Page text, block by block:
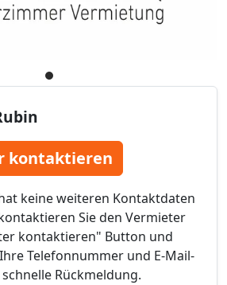
kontaktieren
keine weiteren Kontaktdaten
Sie den Vermieter
kontaktieren" Button und
Telefonnummer und E-Mail-
Rückmeldung.